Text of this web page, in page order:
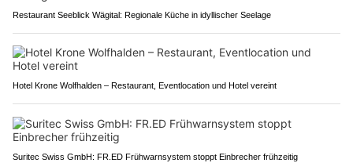
Restaurant Seeblick Wägital: Regionale Küche in idyllischer Seelage
Hotel Krone Wolfhalden – Restaurant, Eventlocation und Hotel vereint
Suritec Swiss GmbH: FR.ED Frühwarnsystem stoppt Einbrecher frühzeitig